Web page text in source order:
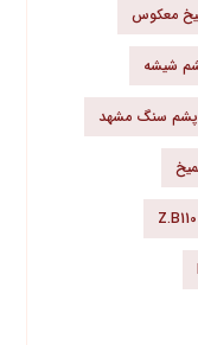
معکوس
شیشه
پشم سنگ مشهد